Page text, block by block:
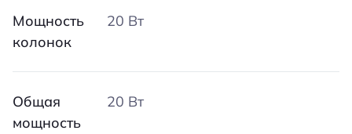
Мощность
колонок
20 Вт
Общая
мощность
20 Вт